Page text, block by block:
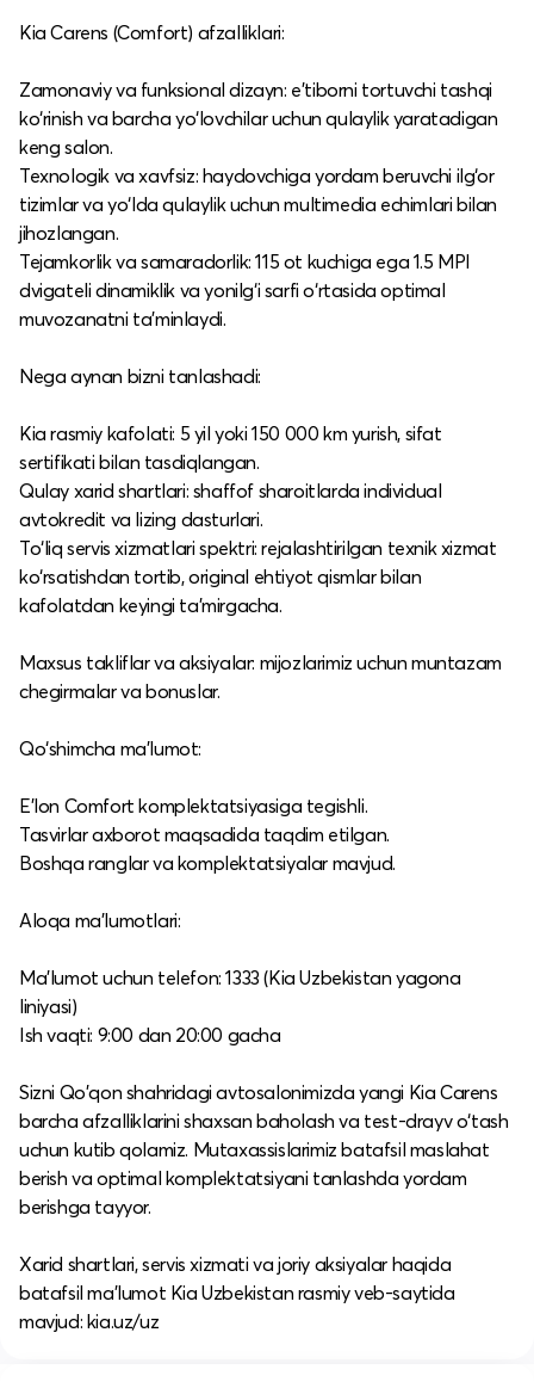
Kia Carens (Comfort) afzalliklari:
Zamonaviy va funksional dizayn: e’tiborni tortuvchi tashqi
ko‘rinish va barcha yo‘lovchilar uchun qulaylik yaratadigan
keng salon.​
Texnologik va xavfsiz: haydovchiga yordam beruvchi ilg‘or
tizimlar va yo‘lda qulaylik uchun multimedia echimlari bilan
jihozlangan.​
Tejamkorlik va samaradorlik: 115 ot kuchiga ega 1.5 MPI
dvigateli dinamiklik va yonilg‘i sarfi o‘rtasida optimal
muvozanatni ta’minlaydi.​
Nega aynan bizni tanlashadi:
Kia rasmiy kafolati: 5 yil yoki 150 000 km yurish, sifat
sertifikati bilan tasdiqlangan.​
Qulay xarid shartlari: shaffof sharoitlarda individual
avtokredit va lizing dasturlari.​
To‘liq servis xizmatlari spektri: rejalashtirilgan texnik xizmat
ko‘rsatishdan tortib, original ehtiyot qismlar bilan
kafolatdan keyingi ta’mirgacha.​
Maxsus takliflar va aksiyalar: mijozlarimiz uchun muntazam
chegirmalar va bonuslar.​
Qo‘shimcha ma’lumot:
E’lon Comfort komplektatsiyasiga tegishli.​
Tasvirlar axborot maqsadida taqdim etilgan.​
Boshqa ranglar va komplektatsiyalar mavjud.​
Aloqa ma’lumotlari:
Ma’lumot uchun telefon: 1333 (Kia Uzbekistan yagona
liniyasi)
Ish vaqti: 9:00 dan 20:00 gacha
Sizni Qo'qon shahridagi avtosalonimizda yangi Kia Carens
barcha afzalliklarini shaxsan baholash va test-drayv o‘tash
uchun kutib qolamiz. Mutaxassislarimiz batafsil maslahat
berish va optimal komplektatsiyani tanlashda yordam
berishga tayyor.
​Xarid shartlari, servis xizmati va joriy aksiyalar haqida
batafsil ma’lumot Kia Uzbekistan rasmiy veb-saytida
mavjud: kia.uz/uz